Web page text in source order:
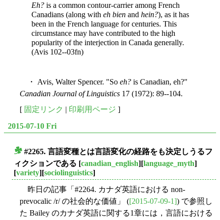
Eh? is a common contour-carrier among French
Canadians (along with eh bien and hein?), as it has
been in the French language for centuries. This
circumstance may have contributed to the high
popularity of the interjection in Canada generally.
(Avis 102--03fn)
・ Avis, Walter Spencer. "So eh? is Canadian, eh?"
Canadian Journal of Linguistics 17 (1972): 89--104.
[ 固定リンク | 印刷用ページ ]
2015-07-10 Fri
#2265. 言語変種とは言語変化の経路をも決定しうるフ
ィクションである [canadian_english][language_myth]
[variety][sociolinguistics]
昨日の記事「#2264. カナダ英語における non-
prevocalic /r/ の社会的な価値」 ([2015-07-09-1]) で参照し
た Bailey のカナダ英語に関する1章には，言語における